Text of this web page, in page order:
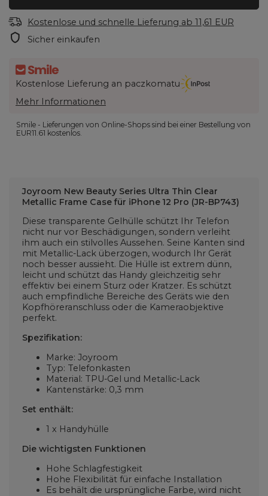
Kostenlose und schnelle Lieferung ab 11,61 EUR
Sicher einkaufen
Kostenlose Lieferung an paczkomatu
Mehr Informationen
Smile - Lieferungen von Online-Shops sind bei einer Bestellung von
EUR11.61 kostenlos.
Joyroom New Beauty Series Ultra Thin Clear
Metallic Frame Case für iPhone 12 Pro (JR-BP743)
Diese transparente Gelhülle schützt Ihr Telefon
nicht nur vor Beschädigungen, sondern verleiht
ihm auch ein stilvolles Aussehen. Seine Kanten sind
mit Metallic-Lack überzogen, wodurch Ihr Gerät
noch besser aussieht. Die Hülle ist extrem dünn,
leicht und schützt das Handy gleichzeitig sehr
effektiv bei einem Sturz oder Kratzer. Es schützt
auch empfindliche Bereiche des Geräts wie den
Kopfhöreranschluss oder die Kameraobjektive
perfekt.
Spezifikation:
Marke: Joyroom
Typ: Telefonkasten
Material: TPU-Gel und Metallic-Lack
Kantenstärke: 0,3 mm
Set enthält:
1 x Handyhülle
Die wichtigsten Funktionen
Hohe Schlagfestigkeit
Hohe Flexibilität für einfache Installation
Es behält die ursprüngliche Farbe, wird nicht